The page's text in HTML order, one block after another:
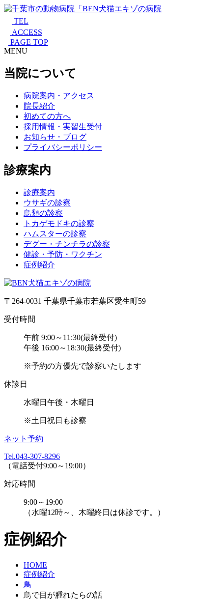
TEL
ACCESS
PAGE TOP
MENU
当院について
病院案内・アクセス
院長紹介
初めての方へ
採用情報・実習生受付
お知らせ・ブログ
プライバシーポリシー
診療案内
診療案内
ウサギの診察
鳥類の診察
トカゲモドキの診察
ハムスターの診察
デグー・チンチラの診察
健診・予防・ワクチン
症例紹介
〒264-0031 千葉県千葉市若葉区愛生町59
受付時間
午前 9:00～11:30(最終受付)
午後 16:00～18:30(最終受付)
※予約の方優先で診察いたします
休診日
水曜日午後・木曜日
※土日祝日も診察
ネット予約
Tel.043-307-8296
（電話受付9:00～19:00）
対応時間
9:00～19:00
（水曜12時～、木曜終日は休診です。）
症例紹介
HOME
症例紹介
鳥
鳥で目が腫れたらの話